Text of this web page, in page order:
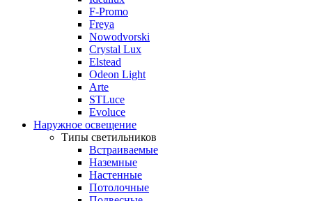
F-Promo
Freya
Nowodvorski
Crystal Lux
Elstead
Odeon Light
Arte
STLuce
Evoluce
Наружное освещение
Типы светильников
Встраиваемые
Наземные
Настенные
Потолочные